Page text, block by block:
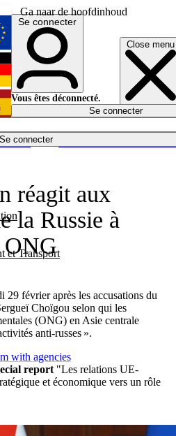
Ga naar de hoofdinhoud
Close menu
Se connecter
et Transport
English
Deutsch
Español
Se connecter
Vous êtes déconnecté.
Se connecter
réagit aux
la Russie à
ONG
29 février après les accusations du
Choïgou selon qui les
(ONG) en Asie centrale
anti-russes ».
with agencies
report "Les relations UE-
et économique vers un rôle